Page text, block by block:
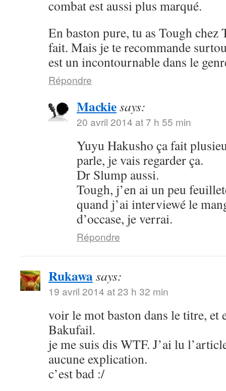
combat est aussi plus marqué.
En baston pure, tu as Tough chez
fait. Mais je te recommande
est un incontournable dans le
Répondre
Mackiesays:
20 avril 2014 at 7 h 55 min
Yuyu Hakusho ça fait
parle, je vais regarder ça.
Dr Slump aussi.
Tough, j’en ai un peu
quand j’ai interviewé le
d’occase, je verrai.
Répondre
Rukawasays:
19 avril 2014 at 23 h 32 min
voir le mot baston dans le titre, et
Bakufail.
je me suis dis WTF. J’ai lu
aucune explication.
c’est bad :/